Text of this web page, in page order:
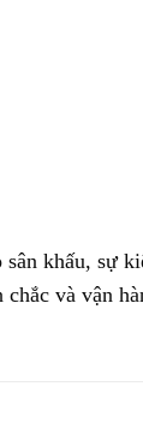
khấu, sự
và vận